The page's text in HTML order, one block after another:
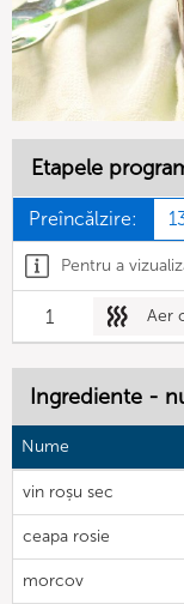
Etapele
Preîncălzire:
Pentru a
1 Aer
Ingrediente -
Nume
vin roșu sec
ceapa rosie
morcov